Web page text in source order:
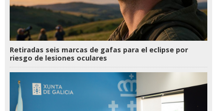
Retiradas seis marcas de gafas para el eclipse por
riesgo de lesiones oculares